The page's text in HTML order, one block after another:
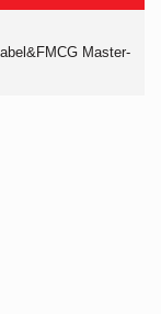
Master-